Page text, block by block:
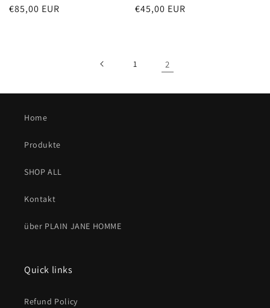
Normaler
€85,00 EUR
Normaler
€45,00 EUR
1 2
Home
Produkte
SHOP ALL
Kontakt
über PLAIN JANE HOMME
Quick links
Refund Policy